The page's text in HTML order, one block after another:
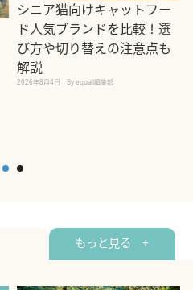
シニア猫向けキャットフー
ド人気ブランドを比較！選
び方や切り替えの注意点も
解説
2026年8月4日 By equall編集部
もっと見る +